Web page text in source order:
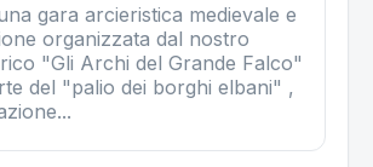
gara arcieristica medievale e
organizzata dal nostro
"Gli Archi del Grande Falco"
del "palio dei borghi elbani" ,